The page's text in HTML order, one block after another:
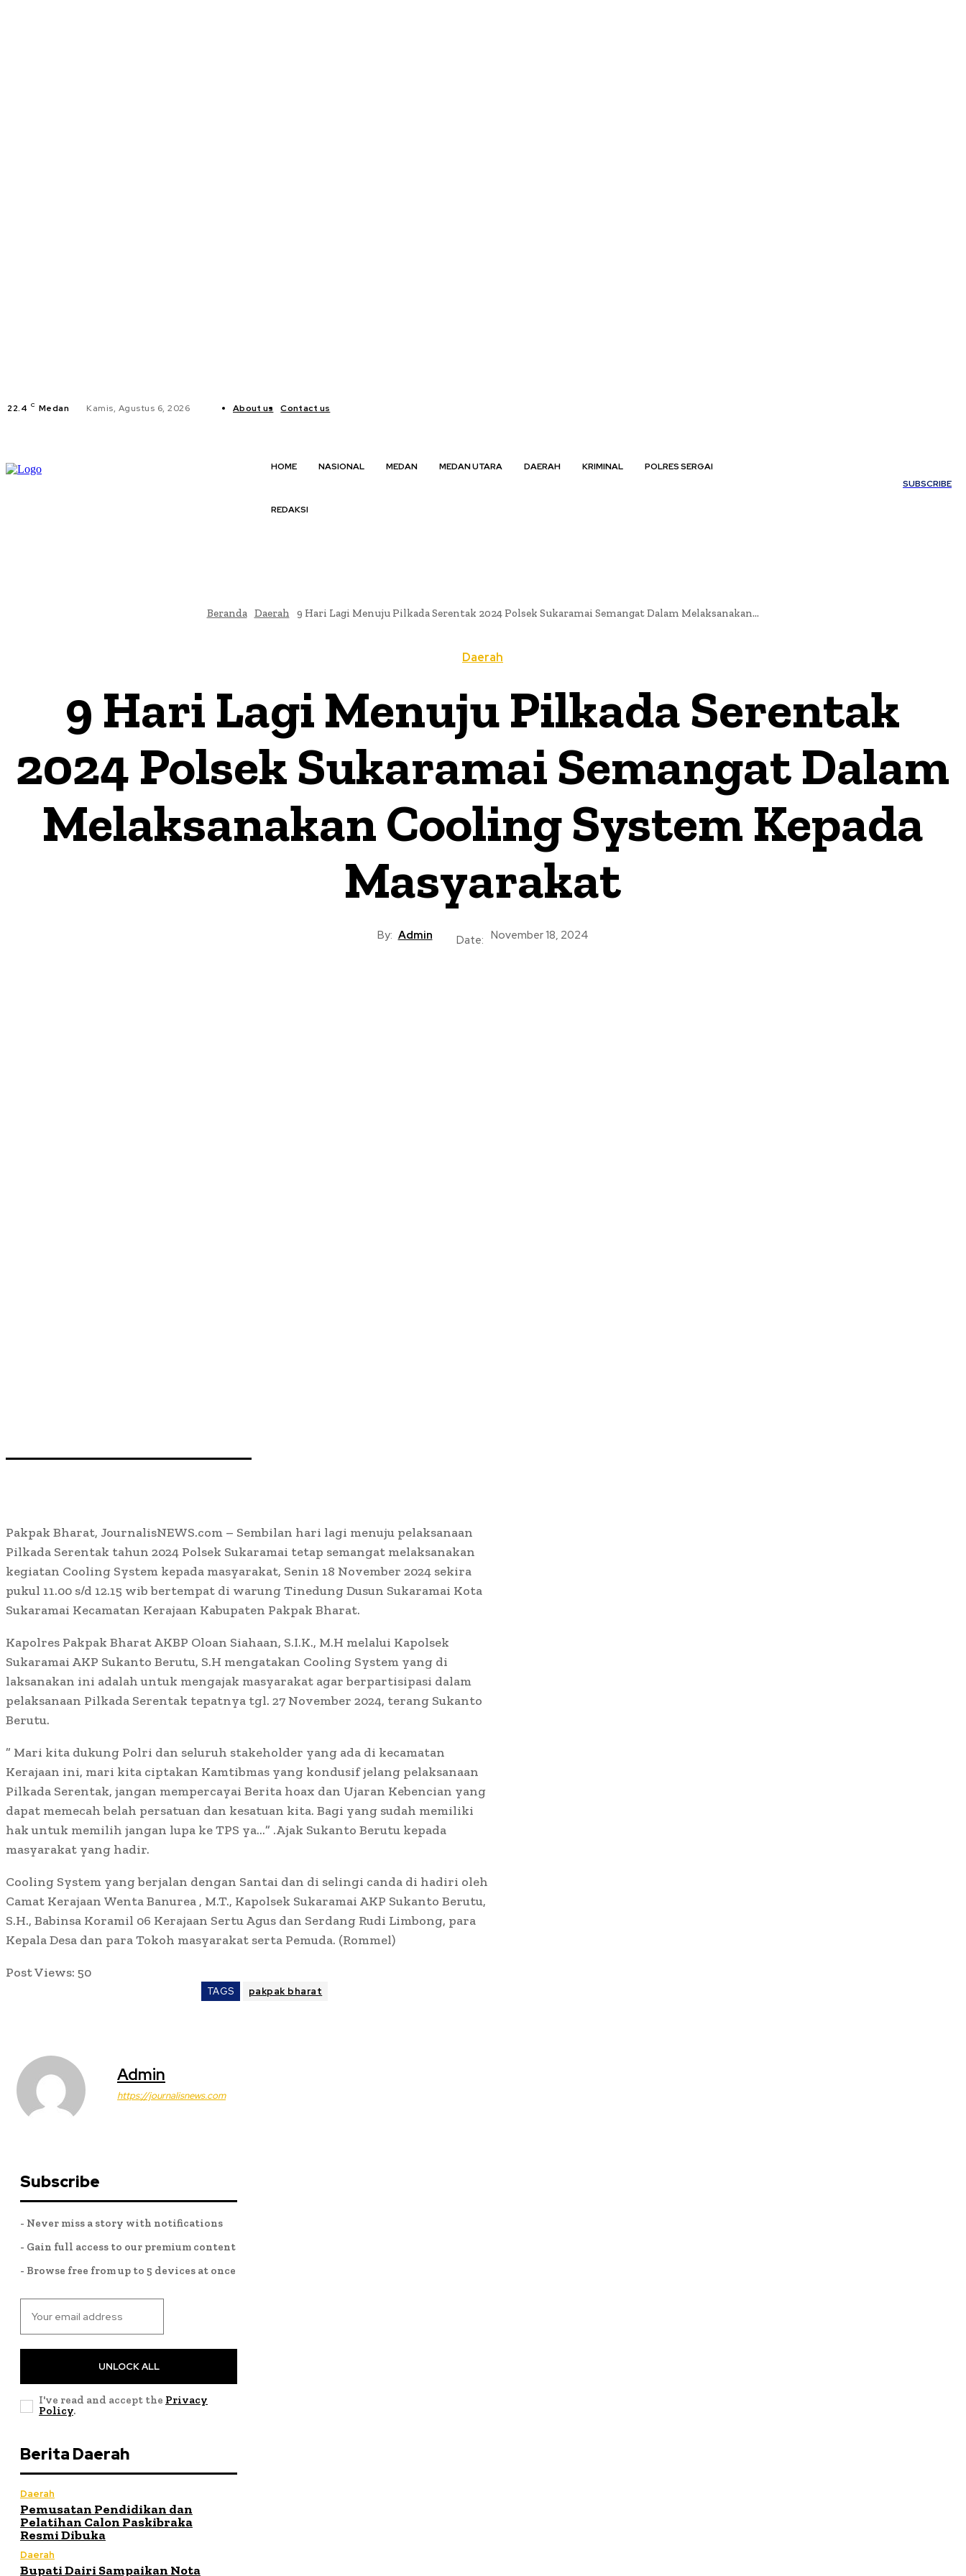
22.4 C Medan Kamis, Agustus 6, 2026 About us Contact us
HOME NASIONAL MEDAN MEDAN UTARA DAERAH KRIMINAL POLRES SERGAI
REDAKSI
SUBSCRIBE
Beranda Daerah 9 Hari Lagi Menuju Pilkada Serentak 2024 Polsek Sukaramai Semangat Dalam Melaksanakan...
Daerah
9 Hari Lagi Menuju Pilkada Serentak
2024 Polsek Sukaramai Semangat Dalam
Melaksanakan Cooling System Kepada
Masyarakat
By: Admin Date: November 18, 2024
Pakpak Bharat, JournalisNEWS.com – Sembilan hari lagi menuju pelaksanaan
Pilkada Serentak tahun 2024 Polsek Sukaramai tetap semangat melaksanakan
kegiatan Cooling System kepada masyarakat, Senin 18 November 2024 sekira
pukul 11.00 s/d 12.15 wib bertempat di warung Tinedung Dusun Sukaramai Kota
Sukaramai Kecamatan Kerajaan Kabupaten Pakpak Bharat.
Kapolres Pakpak Bharat AKBP Oloan Siahaan, S.I.K., M.H melalui Kapolsek
Sukaramai AKP Sukanto Berutu, S.H mengatakan Cooling System yang di
laksanakan ini adalah untuk mengajak masyarakat agar berpartisipasi dalam
pelaksanaan Pilkada Serentak tepatnya tgl. 27 November 2024, terang Sukanto
Berutu.
” Mari kita dukung Polri dan seluruh stakeholder yang ada di kecamatan
Kerajaan ini, mari kita ciptakan Kamtibmas yang kondusif jelang pelaksanaan
Pilkada Serentak, jangan mempercayai Berita hoax dan Ujaran Kebencian yang
dapat memecah belah persatuan dan kesatuan kita. Bagi yang sudah memiliki
hak untuk memilih jangan lupa ke TPS ya…” .Ajak Sukanto Berutu kepada
masyarakat yang hadir.
Cooling System yang berjalan dengan Santai dan di selingi canda di hadiri oleh
Camat Kerajaan Wenta Banurea , M.T., Kapolsek Sukaramai AKP Sukanto Berutu,
S.H., Babinsa Koramil 06 Kerajaan Sertu Agus dan Serdang Rudi Limbong, para
Kepala Desa dan para Tokoh masyarakat serta Pemuda. (Rommel)
Post Views: 50
TAGS pakpak bharat
Admin
https://journalisnews.com
Subscribe
- Never miss a story with notifications
- Gain full access to our premium content
- Browse free from up to 5 devices at once
UNLOCK ALL
I've read and accept the Privacy
Policy.
Berita Daerah
Daerah
Pemusatan Pendidikan dan
Pelatihan Calon Paskibraka
Resmi Dibuka
Daerah
Bupati Dairi Sampaikan Nota